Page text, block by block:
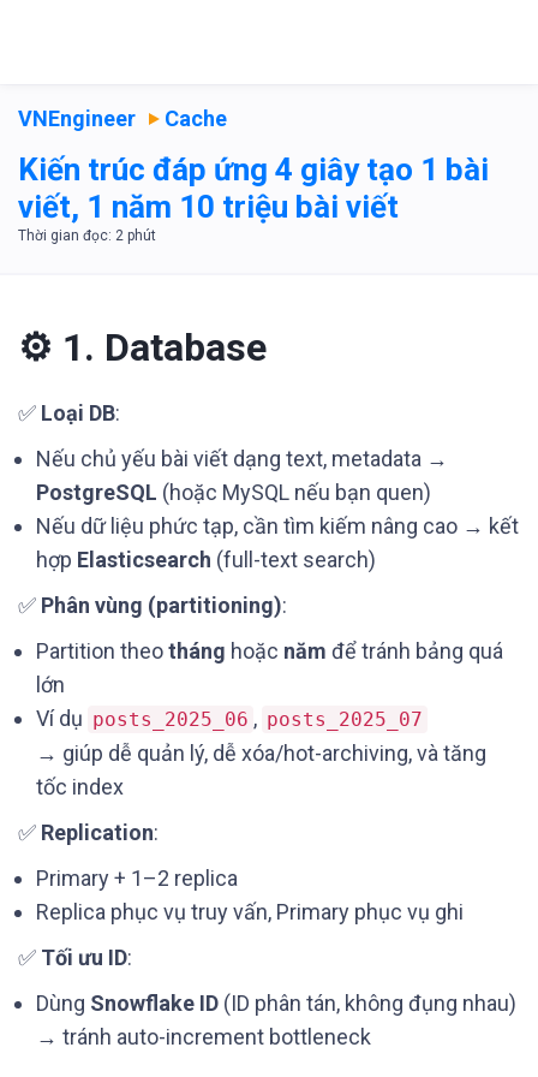
VNEngineer Cache
Kiến trúc đáp ứng 4 giây tạo 1 bài
viết, 1 năm 10 triệu bài viết
⚙️ 1. Database
✅ Loại DB:
Nếu chủ yếu bài viết dạng text, metadata →
PostgreSQL (hoặc MySQL nếu bạn quen)
Nếu dữ liệu phức tạp, cần tìm kiếm nâng cao → kết
hợp Elasticsearch (full-text search)
✅ Phân vùng (partitioning):
Partition theotháng hoặc năm để tránh bảng quá
lớn
Ví dụ posts_2025_06 , posts_2025_07
→ giúp dễ quản lý, dễ xóa/hot-archiving, và tăng
tốc index
✅ Replication:
Primary + 1–2 replica
Replica phục vụ truy vấn, Primary phục vụ ghi
✅ Tối ưu ID:
Dùng Snowflake ID (ID phân tán, không đụng nhau)
→ tránh auto-increment bottleneck